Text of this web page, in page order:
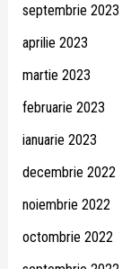
septembrie 2023
aprilie 2023
martie 2023
februarie 2023
ianuarie 2023
decembrie 2022
noiembrie 2022
octombrie 2022